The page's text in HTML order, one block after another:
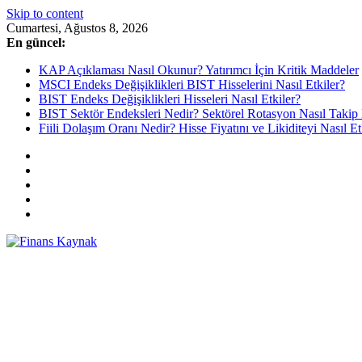
Skip to content
Cumartesi, Ağustos 8, 2026
En güncel:
KAP Açıklaması Nasıl Okunur? Yatırımcı İçin Kritik Maddeler
MSCI Endeks Değişiklikleri BIST Hisselerini Nasıl Etkiler?
BIST Endeks Değişiklikleri Hisseleri Nasıl Etkiler?
BIST Sektör Endeksleri Nedir? Sektörel Rotasyon Nasıl
Fiili Dolaşım Oranı Nedir? Hisse Fiyatını ve Likiditeyi Nasıl